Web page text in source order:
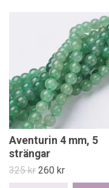
Aventurin 4 mm, 5
strängar
325 kr 260 kr